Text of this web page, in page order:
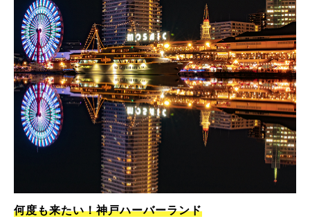
何度も来たい！神戸ハーバーランド